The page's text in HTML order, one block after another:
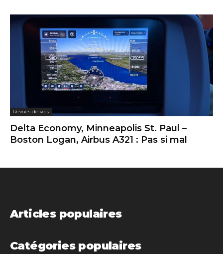
Revues de vols
Delta Economy, Minneapolis St. Paul –
Boston Logan, Airbus A321 : Pas si mal
Articles populaires
Catégories populaires